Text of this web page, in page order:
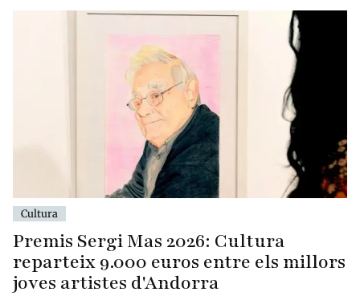
Cultura
Premis Sergi Mas 2026: Cultura
reparteix 9.000 euros entre els millors
joves artistes d'Andorra